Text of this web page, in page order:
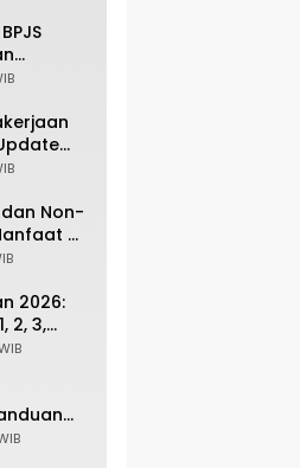
JMO
dan Non-
&
2026
2026:
2, 3,